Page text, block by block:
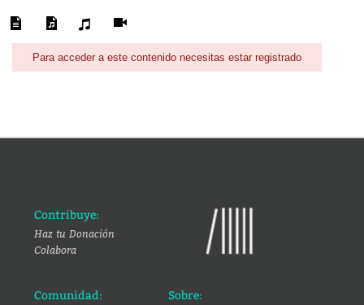
Para acceder a este contenido necesitas estar registrado
Contribuye:
Haz tu Donación
Colabora
Comunidad: Sobre: